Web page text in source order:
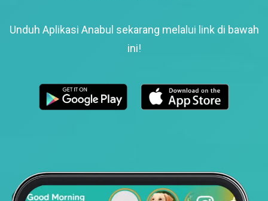
Unduh Aplikasi Anabul sekarang melalui link di bawah
ini!